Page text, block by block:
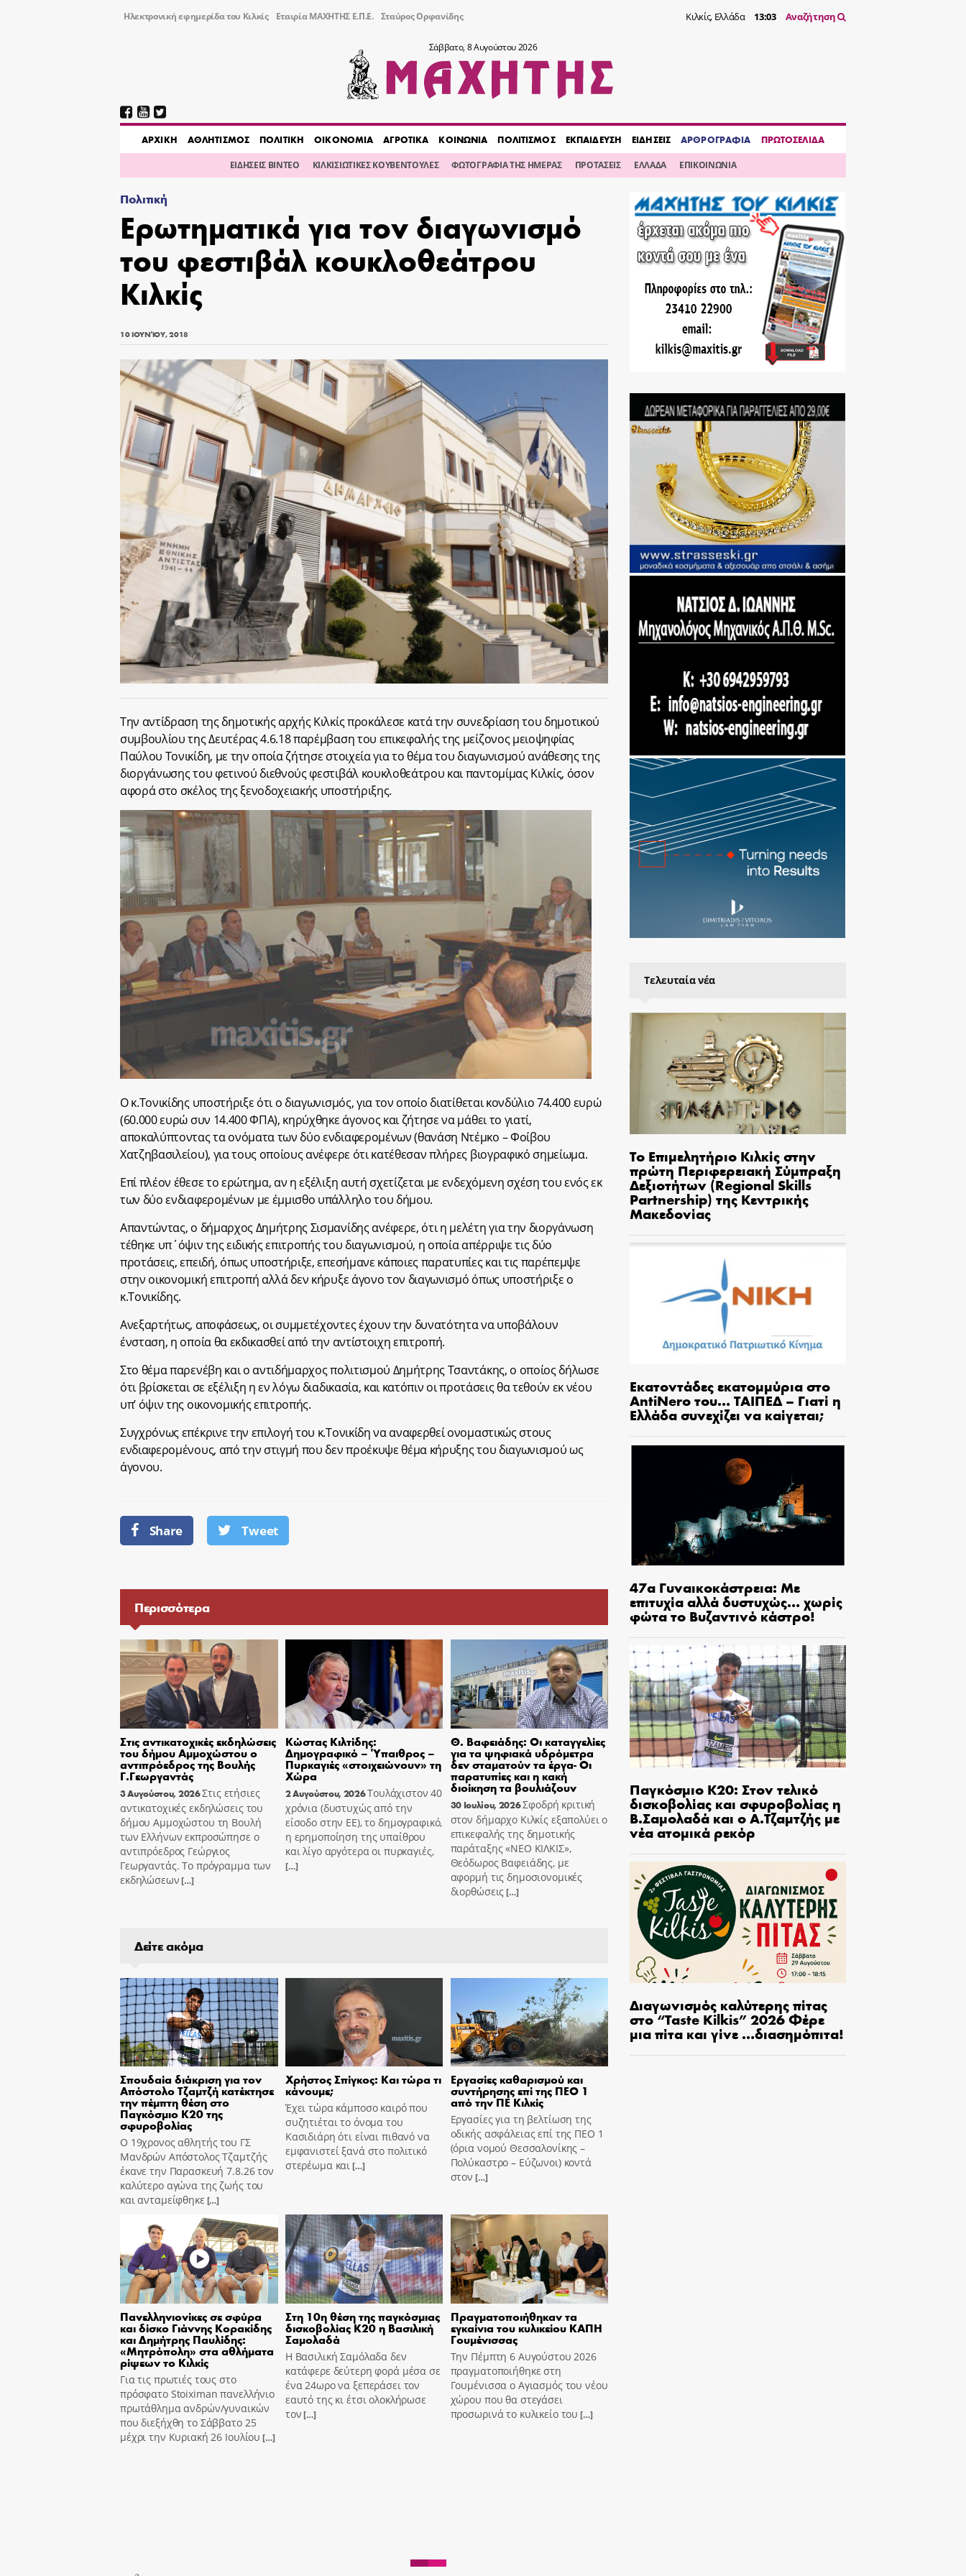
Ηλεκτρονική εφημερίδα του Κιλκίς Εταιρία ΜΑΧΗΤΗΣ Ε.Π.Ε. Σταύρος Ορφανίδης Κιλκίς, Ελλάδα 13:03 Αναζήτηση
Σάββατο, 8 Αυγούστου 2026
AΡΧΙΚΗ ΑΘΛΗΤΙΣΜΟΣ ΠΟΛΙΤΙΚΗ ΟΙΚΟΝΟΜΙΑ ΑΓΡΟΤΙΚΑ ΚΟΙΝΩΝΙΑ ΠΟΛΙΤΙΣΜΟΣ ΕΚΠΑΙΔΕΥΣΗ ΕΙΔΗΣΕΙΣ ΑΡΘΡΟΓΡΑΦΙΑ ΠΡΩΤΟΣΕΛΙΔΑ
ΕΙΔΗΣΕΙΣ ΒΙΝΤΕΟ ΚΙΛΚΙΣΙΩΤΙΚΕΣ ΚΟΥΒΕΝΤΟΥΛΕΣ ΦΩΤΟΓΡΑΦΙΑ ΤΗΣ ΗΜΕΡΑΣ ΠΡΟΤΑΣΕΙΣ ΕΛΛΑΔΑ ΕΠΙΚΟΙΝΩΝΙΑ
Πολιτική
Ερωτηματικά για τον διαγωνισμό
του φεστιβάλ κουκλοθεάτρου
Κιλκίς
10 ΙΟΥΝΊΟΥ, 2018
Την αντίδραση της δημοτικής αρχής Κιλκίς προκάλεσε κατά την συνεδρίαση του δημοτικού
συμβουλίου της Δευτέρας 4.6.18 παρέμβαση του επικεφαλής της μείζονος μειοψηφίας
Παύλου Τονικίδη, με την οποία ζήτησε στοιχεία για το θέμα του διαγωνισμού ανάθεσης της
διοργάνωσης του φετινού διεθνούς φεστιβάλ κουκλοθεάτρου και παντομίμας Κιλκίς, όσον
αφορά στο σκέλος της ξενοδοχειακής υποστήριξης.
Ο κ.Τονικίδης υποστήριξε ότι ο διαγωνισμός, για τον οποίο διατίθεται κονδύλιο 74.400 ευρώ
(60.000 ευρώ συν 14.400 ΦΠΑ), κηρύχθηκε άγονος και ζήτησε να μάθει το γιατί,
αποκαλύπτοντας τα ονόματα των δύο ενδιαφερομένων (θανάση Ντέμκο – Φοίβου
Χατζηβασιλείου), για τους οποίους ανέφερε ότι κατέθεσαν πλήρες βιογραφικό σημείωμα.
Επί πλέον έθεσε το ερώτημα, αν η εξέλιξη αυτή σχετίζεται με ενδεχόμενη σχέση του ενός εκ
των δύο ενδιαφερομένων με έμμισθο υπάλληλο του δήμου.
Απαντώντας, ο δήμαρχος Δημήτρης Σισμανίδης ανέφερε, ότι η μελέτη για την διοργάνωση
τέθηκε υπ΄όψιν της ειδικής επιτροπής του διαγωνισμού, η οποία απέρριψε τις δύο
προτάσεις, επειδή, όπως υποστήριξε, επεσήμανε κάποιες παρατυπίες και τις παρέπεμψε
στην οικονομική επιτροπή αλλά δεν κήρυξε άγονο τον διαγωνισμό όπως υποστήριξε ο
κ.Τονικίδης.
Ανεξαρτήτως, αποφάσεως, οι συμμετέχοντες έχουν την δυνατότητα να υποβάλουν
ένσταση, η οποία θα εκδικασθεί από την αντίστοιχη επιτροπή.
Στο θέμα παρενέβη και ο αντιδήμαρχος πολιτισμού Δημήτρης Τσαντάκης, ο οποίος δήλωσε
ότι βρίσκεται σε εξέλιξη η εν λόγω διαδικασία, και κατόπιν οι προτάσεις θα τεθούν εκ νέου
υπ’ όψιν της οικονομικής επιτροπής.
Συγχρόνως επέκρινε την επιλογή του κ.Τονικίδη να αναφερθεί ονομαστικώς στους
ενδιαφερομένους, από την στιγμή που δεν προέκυψε θέμα κήρυξης του διαγωνισμού ως
άγονου.
Share Tweet
Περισσότερα
Στις αντικατοχικές εκδηλώσεις
του δήμου Αμμοχώστου ο
αντιπρόεδρος της Βουλής
Γ.Γεωργαντάς
3 Αυγούστου, 2026Στις ετήσιες
αντικατοχικές εκδηλώσεις του
δήμου Αμμοχώστου τη Βουλή
των Ελλήνων εκπροσώπησε ο
αντιπρόεδρος Γεώργιος
Γεωργαντάς. Το πρόγραμμα των
εκδηλώσεων[…]
Κώστας Κιλτίδης:
Δημογραφικό – Ύπαιθρος –
Πυρκαγιές «στοιχειώνουν» τη
Χώρα
2 Αυγούστου, 2026Τουλάχιστον 40
χρόνια (δυστυχώς από την
είσοδο στην ΕΕ), το δημογραφικό,
η ερημοποίηση της υπαίθρου
και λίγο αργότερα οι πυρκαγιές,
[…]
Θ. Βαφειάδης: Οι καταγγελίες
για τα ψηφιακά υδρόμετρα
δεν σταματούν τα έργα- Οι
παρατυπίες και η κακή
διοίκηση τα βουλιάζουν
30 Ιουλίου, 2026Σφοδρή κριτική
στον δήμαρχο Κιλκίς εξαπολύει ο
επικεφαλής της δημοτικής
παράταξης «ΝΕΟ ΚΙΛΚΙΣ»,
Θεόδωρος Βαφειάδης, με
αφορμή τις δημοσιονομικές
διορθώσεις[…]
Δείτε ακόμα
Σπουδαία διάκριση για τον
Απόστολο Τζαμτζή κατέκτησε
την πέμπτη θέση στο
Παγκόσμιο Κ20 της
σφυροβολίας
Ο 19χρονος αθλητής του ΓΣ
Μανδρών Απόστολος Τζαμτζής
έκανε την Παρασκευή 7.8.26 τον
καλύτερο αγώνα της ζωής του
και ανταμείφθηκε […]
Χρήστος Σπίγκος: Και τώρα τι
κάνουμε;
Έχει τώρα κάμποσο καιρό που
συζητιέται το όνομα του
Κασιδιάρη ότι είναι πιθανό να
εμφανιστεί ξανά στο πολιτικό
στερέωμα και[…]
Εργασίες καθαρισμού και
συντήρησης επί της ΠΕΟ 1
από την ΠΕ Κιλκίς
Εργασίες για τη βελτίωση της
οδικής ασφάλειας επί της ΠΕΟ 1
(όρια νομού Θεσσαλονίκης –
Πολύκαστρο – Εύζωνοι) κοντά
στον […]
Πανελληνιονίκες σε σφύρα
και δίσκο Γιάννης Κορακίδης
και Δημήτρης Παυλίδης:
«Μητρόπολη» στα αθλήματα
ρίψεων το Κιλκίς
Για τις πρωτιές τους στο
πρόσφατο Stoiximan πανελλήνιο
πρωτάθλημα ανδρών/γυναικών
που διεξήχθη το Σάββατο 25
μέχρι την Κυριακή 26 Ιουλίου […]
Στη 10η θέση της παγκόσμιας
δισκοβολίας Κ20 η Βασιλική
Σαμολαδά
Η Βασιλική Σαμόλαδα δεν
κατάφερε δεύτερη φορά μέσα σε
ένα 24ωρο να ξεπεράσει τον
εαυτό της κι έτσι ολοκλήρωσε
τον[…]
Πραγματοποιήθηκαν τα
εγκαίνια του κυλικείου ΚΑΠΗ
Γουμένισσας
Την Πέμπτη 6 Αυγούστου 2026
πραγματοποιήθηκε στη
Γουμένισσα ο Αγιασμός του νέου
χώρου που θα στεγάσει
προσωρινά το κυλικείο του […]
Τελευταία νέα
Το Επιμελητήριο Κιλκίς στην
πρώτη Περιφερειακή Σύμπραξη
Δεξιοτήτων (Regional Skills
Partnership) της Κεντρικής
Μακεδονίας
Εκατοντάδες εκατομμύρια στο
AntiNero του… ΤΑΙΠΕΔ – Γιατί η
Ελλάδα συνεχίζει να καίγεται;
47α Γυναικοκάστρεια: Με
επιτυχία αλλά δυστυχώς… χωρίς
φώτα το Βυζαντινό κάστρο!
Παγκόσμιο Κ20: Στον τελικό
δισκοβολίας και σφυροβολίας η
Β.Σαμολαδά και ο Α.Τζαμτζής με
νέα ατομικά ρεκόρ
Διαγωνισμός καλύτερης πίτας
στο “Taste Kilkis” 2026 Φέρε
μια πίτα και γίνε …διασημόπιτα!